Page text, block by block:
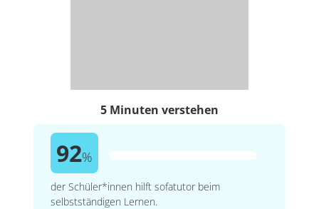
5 Minuten verstehen
92%
der Schüler*innen hilft sofatutor beim
selbstständigen Lernen.